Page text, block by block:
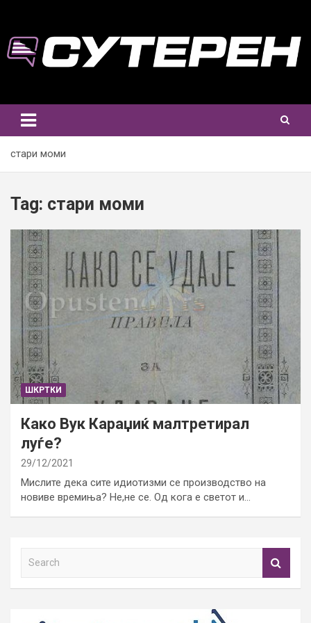
content
стари моми
Tag: стари моми
ШКРТКИ
Како Вук Караџиќ малтретирал
луѓе?
29/12/2021
Мислите дека сите идиотизми се производство на
новиве времиња? Не,не се. Од кога е светот и…